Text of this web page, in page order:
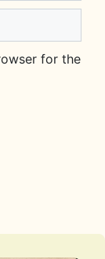
for the